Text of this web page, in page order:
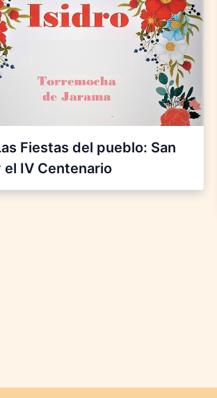
Fiestas del pueblo: San
el IV Centenario